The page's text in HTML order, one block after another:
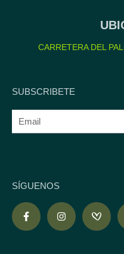
CARRETERA DEL
SUBSCRIBETE
SÍGUENOS